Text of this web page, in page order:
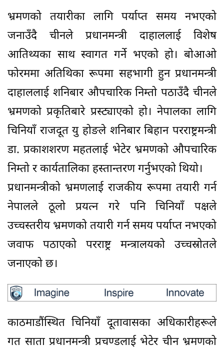
भ्रमणको तयारीका लागि पर्याप्त समय नभएको
जनाउँदै चीनले प्रधानमन्त्री दाहाललाई विशेष
आतिथ्यका साथ स्वागत गर्ने भएको हो। बोआओ
फोरममा अतिथिका रूपमा सहभागी हुन प्रधानमन्त्री
दाहाललाई शनिबार औपचारिक निम्तो पठाउँदै चीनले
भ्रमणको प्रकृतिबारे प्रस्ट्याएको हो। नेपालका लागि
चिनियाँ राजदूत यु होङले शनिबार बिहान परराष्ट्रमन्त्री
डा. प्रकाशशरण महतलाई भेटेर भ्रमणको औपचारिक
निम्तो र कार्यतालिका हस्तान्तरण गर्नुभएको थियो।
प्रधानमन्त्रीको भ्रमणलाई राजकीय रूपमा तयारी गर्न
नेपालले ठूलो प्रयत्न गरे पनि चिनियाँ पक्षले
उच्चस्तरीय भ्रमणको तयारी गर्न समय पर्याप्त नभएको
जवाफ पठाएको परराष्ट्र मन्त्रालयको उच्चस्रोतले
जनाएको छ।
काठमाडौंस्थित चिनियाँ दूतावासका अधिकारीहरूले
गत साता प्रधानमन्त्री प्रचण्डलाई भेटेर चीन भ्रमणको